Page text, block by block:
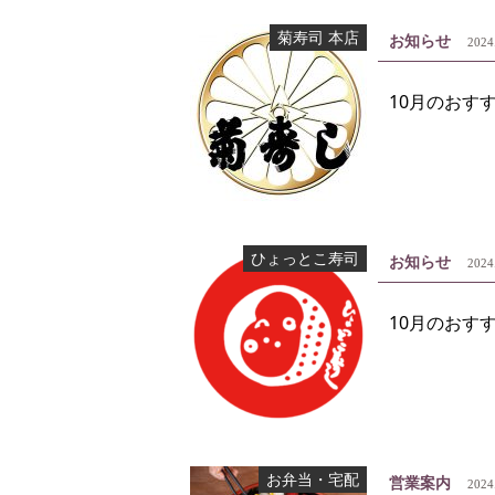
菊寿司 本店 お知らせ
10月のおす
ひょっとこ寿司 お知らせ
10月のおす
お弁当・宅配 営業案内